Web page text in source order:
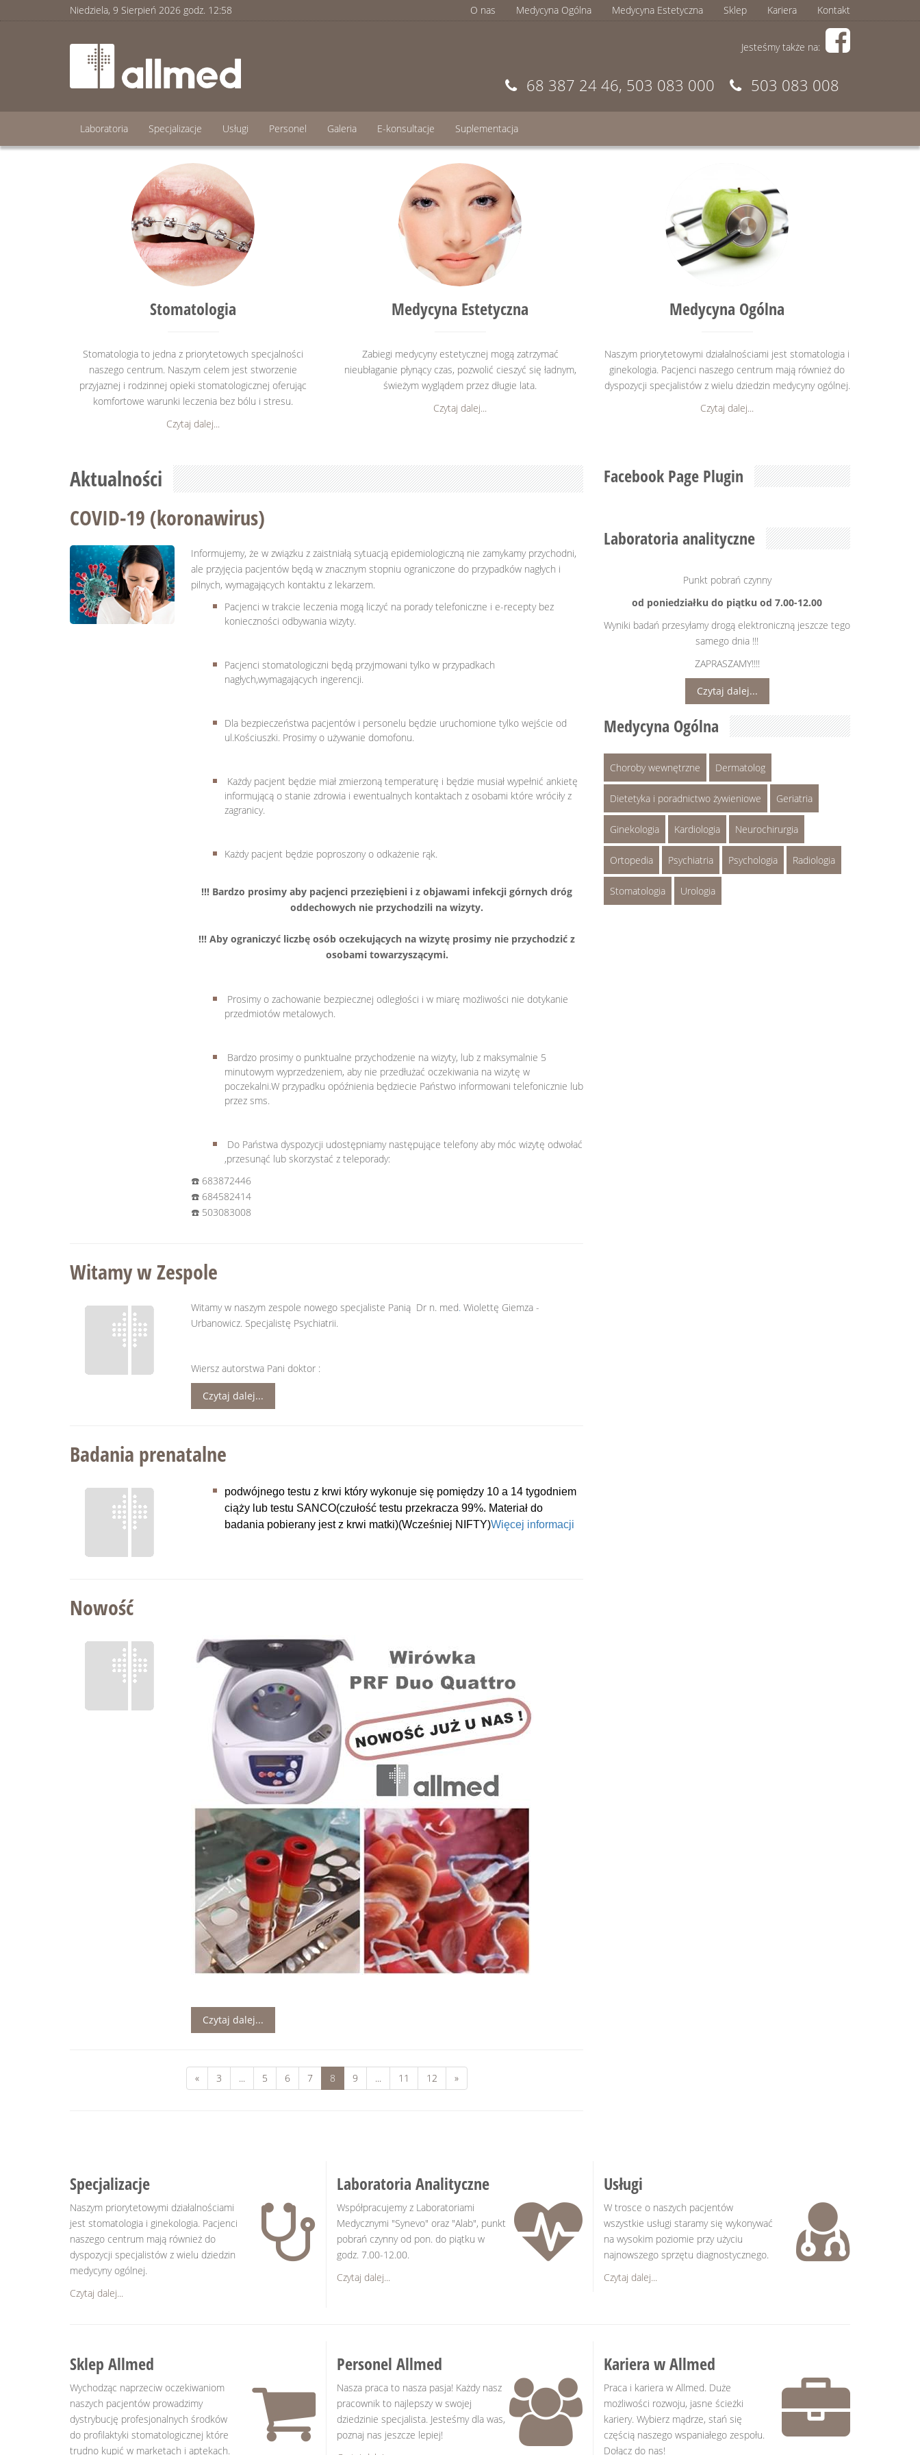
Niedziela, 9 Sierpień 2026 godz. 12:58 O nas Medycyna Ogólna Medycyna Estetyczna Sklep Kariera Kontakt
Jesteśmy także na:
68 387 24 46, 503 083 000 503 083 008
Laboratoria Specjalizacje Usługi Personel Galeria E-konsultacje Suplementacja
Stomatologia
Stomatologia to jedna z priorytetowych specjalności
naszego centrum. Naszym celem jest stworzenie
przyjaznej i rodzinnej opieki stomatologicznej oferując
komfortowe warunki leczenia bez bólu i stresu.
Czytaj dalej...
Medycyna Estetyczna
Zabiegi medycyny estetycznej mogą zatrzymać
nieubłaganie płynący czas, pozwolić cieszyć się ładnym,
świeżym wyglądem przez długie lata.
Czytaj dalej...
Medycyna Ogólna
Naszym priorytetowymi działalnościami jest stomatologia i
ginekologia. Pacjenci naszego centrum mają również do
dyspozycji specjalistów z wielu dziedzin medycyny ogólnej.
Czytaj dalej...
Aktualności
COVID-19 (koronawirus)
Informujemy, że w związku z zaistniałą sytuacją epidemiologiczną nie zamykamy przychodni,
ale przyjęcia pacjentów będą w znacznym stopniu ograniczone do przypadków nagłych i
pilnych, wymagających kontaktu z lekarzem.
Pacjenci w trakcie leczenia mogą liczyć na porady telefoniczne i e-recepty bez
konieczności odbywania wizyty.
Pacjenci stomatologiczni będą przyjmowani tylko w przypadkach
nagłych,wymagających ingerencji.
Dla bezpieczeństwa pacjentów i personelu będzie uruchomione tylko wejście od
ul.Kościuszki. Prosimy o używanie domofonu.
Każdy pacjent będzie miał zmierzoną temperaturę i będzie musiał wypełnić ankietę
informującą o stanie zdrowia i ewentualnych kontaktach z osobami które wróciły z
zagranicy.
Każdy pacjent będzie poproszony o odkażenie rąk.
!!! Bardzo prosimy aby pacjenci przeziębieni i z objawami infekcji górnych dróg
oddechowych nie przychodzili na wizyty.
!!! Aby ograniczyć liczbę osób oczekujących na wizytę prosimy nie przychodzić z
osobami towarzyszącymi.
Prosimy o zachowanie bezpiecznej odległości i w miarę możliwości nie dotykanie
przedmiotów metalowych.
Bardzo prosimy o punktualne przychodzenie na wizyty, lub z maksymalnie 5
minutowym wyprzedzeniem, aby nie przedłużać oczekiwania na wizytę w
poczekalni.W przypadku opóźnienia będziecie Państwo informowani telefonicznie lub
przez sms.
Do Państwa dyspozycji udostępniamy następujące telefony aby móc wizytę odwołać
,przesunąć lub skorzystać z teleporady:
☎️ 683872446
☎️ 684582414
☎️ 503083008
Witamy w Zespole
Witamy w naszym zespole nowego specjaliste Panią Dr n. med.Wiolettę Giemza -
Urbanowicz. Specjalistę Psychiatrii.
Wiersz autorstwa Pani doktor :
Czytaj dalej...
Badania prenatalne
podwójnego testu z krwi który wykonuje się pomiędzy 10 a 14 tygodniem
ciąży lub testu SANCO(czułość testu przekracza 99%. Materiał do
badania pobierany jest z krwi matki)(Wcześniej NIFTY)Więcej informacji
Nowość
Czytaj dalej...
« 3 ... 5 6 7 8 9 ... 11 12 »
Facebook Page Plugin
Laboratoria analityczne
Punkt pobrań czynny
od poniedziałku do piątku od 7.00-12.00
Wyniki badań przesyłamy drogą elektroniczną jeszcze tego
samego dnia !!!
ZAPRASZAMY!!!!
Czytaj dalej...
Medycyna Ogólna
Choroby wewnętrzne Dermatolog
Dietetyka i poradnictwo żywieniowe Geriatria
Ginekologia Kardiologia Neurochirurgia
Ortopedia Psychiatria Psychologia Radiologia
Stomatologia Urologia
Specjalizacje
Naszym priorytetowymi działalnościami
jest stomatologia i ginekologia. Pacjenci
naszego centrum mają również do
dyspozycji specjalistów z wielu dziedzin
medycyny ogólnej.
Czytaj dalej...
Laboratoria Analityczne
Współpracujemy z Laboratoriami
Medycznymi "Synevo" oraz "Alab", punkt
pobrań czynny od pon. do piątku w
godz. 7.00-12.00.
Czytaj dalej...
Usługi
W trosce o naszych pacjentów
wszystkie usługi staramy się wykonywać
na wysokim poziomie przy użyciu
najnowszego sprzętu diagnostycznego.
Czytaj dalej...
Sklep Allmed
Wychodząc naprzeciw oczekiwaniom
naszych pacjentów prowadzimy
dystrybucję profesjonalnych środków
do profilaktyki stomatologicznej które
trudno kupić w marketach i aptekach.
Personel Allmed
Nasza praca to nasza pasja! Każdy nasz
pracownik to najlepszy w swojej
dziedzinie specjalista. Jesteśmy dla was,
poznaj nas jeszcze lepiej!
Kariera w Allmed
Praca i kariera w Allmed. Duże
możliwości rozwoju, jasne ścieżki
kariery. Wybierz mądrze, stań się
częścią naszego wspaniałego zespołu.
Dołącz do nas!